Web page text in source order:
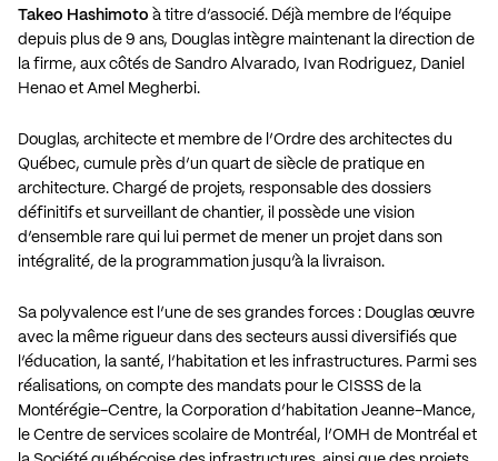
Takeo Hashimoto à titre d’associé. Déjà membre de l’équipe
depuis plus de 9 ans, Douglas intègre maintenant la direction de
la firme, aux côtés de Sandro Alvarado, Ivan Rodriguez, Daniel
Henao et Amel Megherbi.
Douglas, architecte et membre de l’Ordre des architectes du
Québec, cumule près d’un quart de siècle de pratique en
architecture. Chargé de projets, responsable des dossiers
définitifs et surveillant de chantier, il possède une vision
d’ensemble rare qui lui permet de mener un projet dans son
intégralité, de la programmation jusqu’à la livraison.
Sa polyvalence est l’une de ses grandes forces : Douglas œuvre
avec la même rigueur dans des secteurs aussi diversifiés que
l’éducation, la santé, l’habitation et les infrastructures. Parmi ses
réalisations, on compte des mandats pour le CISSS de la
Montérégie-Centre, la Corporation d’habitation Jeanne-Mance,
le Centre de services scolaire de Montréal, l’OMH de Montréal et